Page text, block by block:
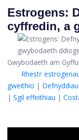
Estrogens:
cyffredin, a
Gwybodaeth am
Rhestr
gweithio | Defnyddiau
| Sgil effeithiau |